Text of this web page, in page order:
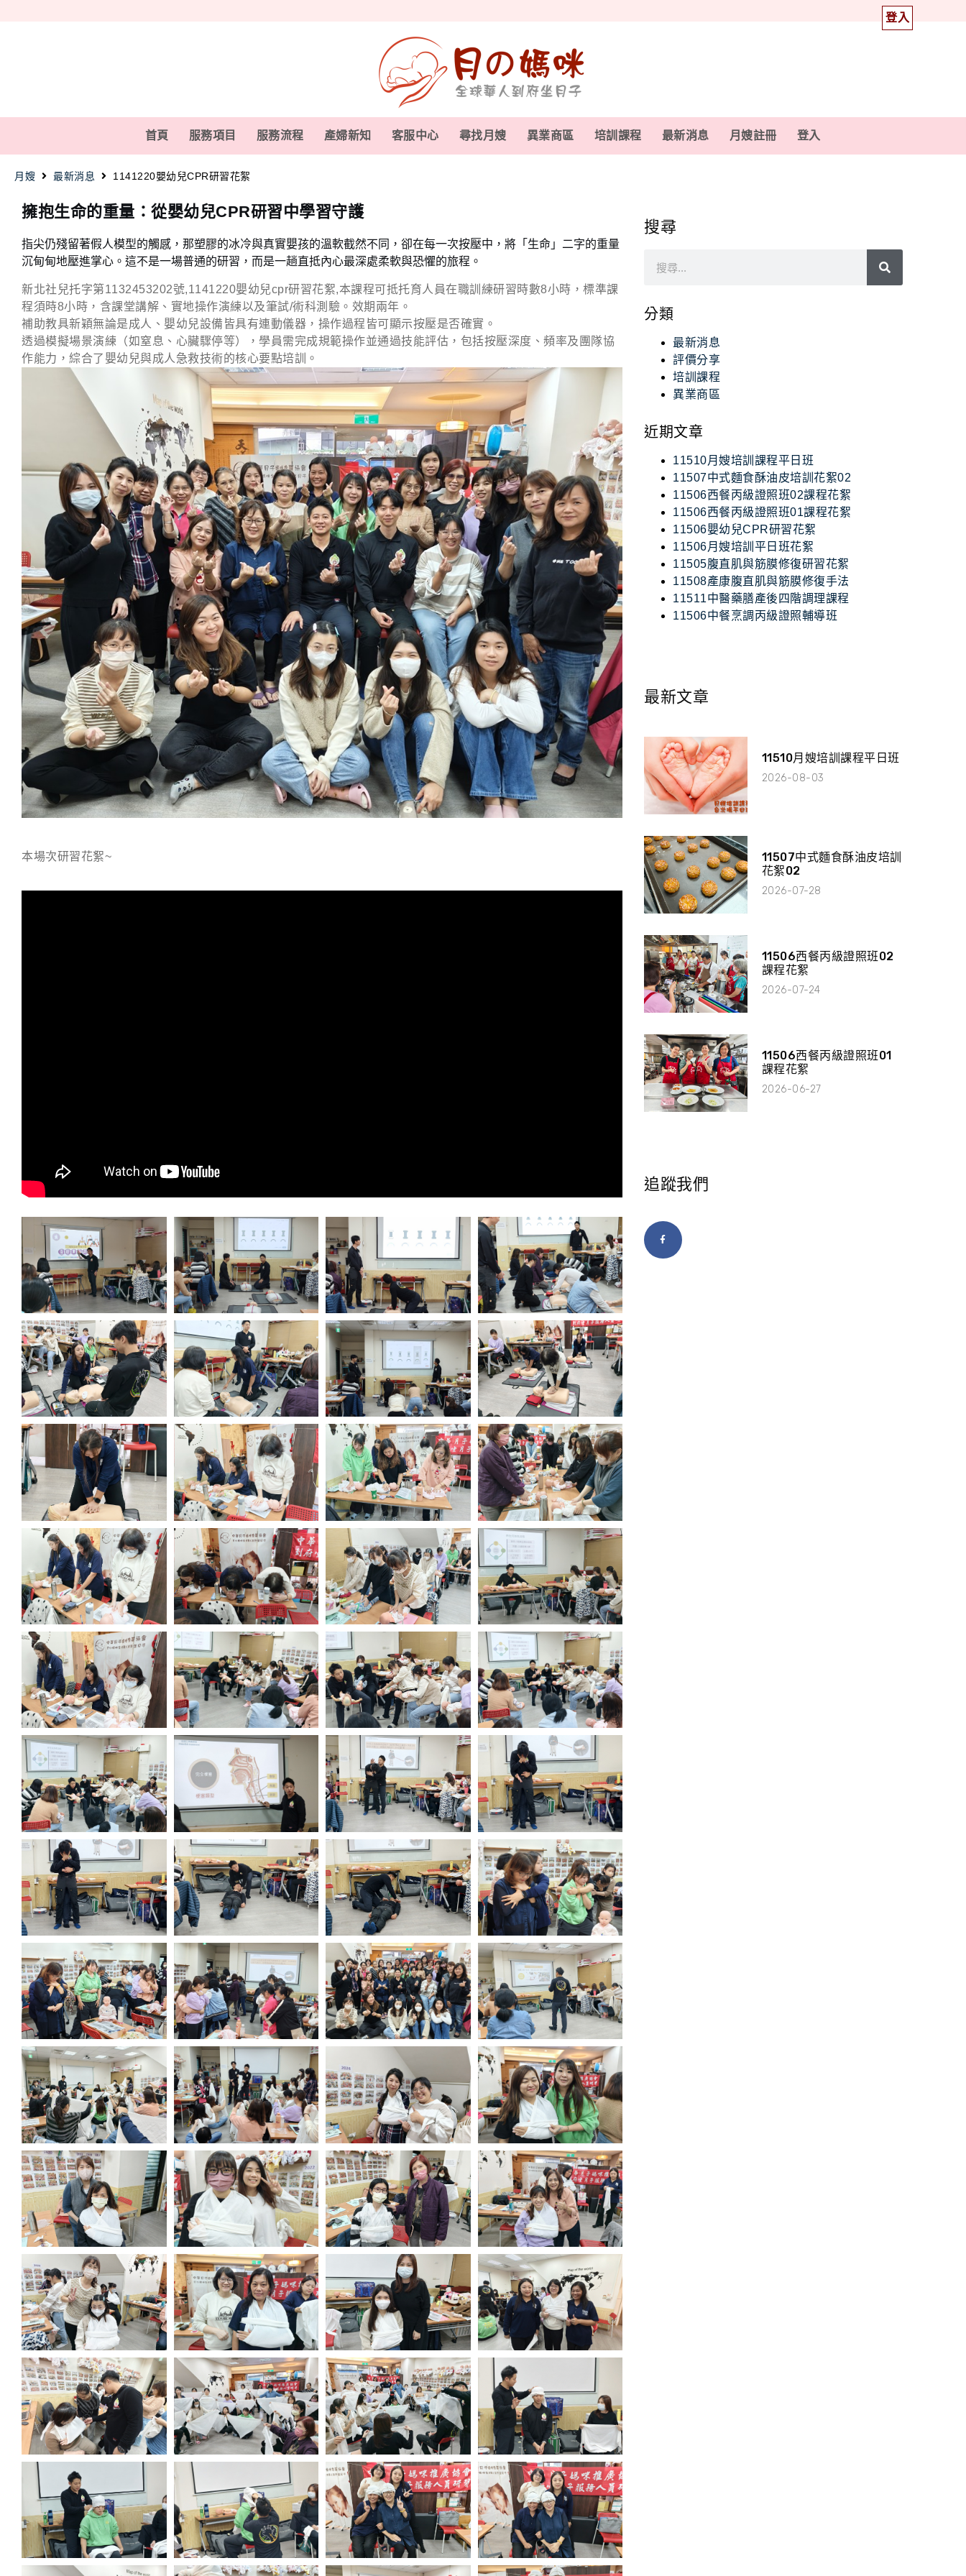
登入
首頁 服務項目 服務流程 產婦新知 客服中心 尋找月嫂 異業商區 培訓課程 最新消息 月嫂註冊 登入
月嫂 最新消息 1141220嬰幼兒CPR研習花絮
擁抱生命的重量：從嬰幼兒CPR研習中學習守護
指尖仍殘留著假人模型的觸感，那塑膠的冰冷與真實嬰孩的溫軟截然不同，卻在每一次按壓中，將「生命」二字的重量
沉甸甸地壓進掌心。這不是一場普通的研習，而是一趟直抵內心最深處柔軟與恐懼的旅程。
新北社兒托字第1132453202號,1141220嬰幼兒cpr研習花絮,本課程可抵托育人員在職訓練研習時數8小時，標準課
程須時8小時，含課堂講解、實地操作演練以及筆試/術科測驗。效期兩年。
補助教具新穎無論是成人、嬰幼兒設備皆具有連動儀器，操作過程皆可顯示按壓是否確實。
透過模擬場景演練（如窒息、心臟驟停等），學員需完成規範操作並通過技能評估，包括按壓深度、頻率及團隊協
作能力，綜合了嬰幼兒與成人急救技術的核心要點培訓。
本場次研習花絮~
搜尋
分類
最新消息
評價分享
培訓課程
異業商區
近期文章
11510月嫂培訓課程平日班
11507中式麵食酥油皮培訓花絮02
11506西餐丙級證照班02課程花絮
11506西餐丙級證照班01課程花絮
11506嬰幼兒CPR研習花絮
11506月嫂培訓平日班花絮
11505腹直肌與筋膜修復研習花絮
11508產康腹直肌與筋膜修復手法
11511中醫藥膳產後四階調理課程
11506中餐烹調丙級證照輔導班
最新文章
11510月嫂培訓課程平日班
2026-08-03
11507中式麵食酥油皮培訓
花絮02
2026-07-28
11506西餐丙級證照班02
課程花絮
2026-07-24
11506西餐丙級證照班01
課程花絮
2026-06-27
追蹤我們